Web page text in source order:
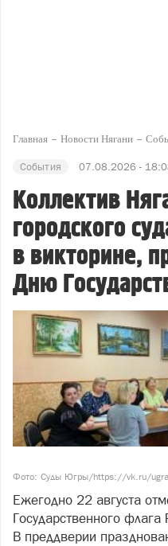
Главная Новости Нягани
События 07.08.2026 -
Коллектив
городского
в викторине,
Дню
Фото: Суды Югры/https://vk.ru/
Ежегодно 22 августа
Государственного
В преддверии